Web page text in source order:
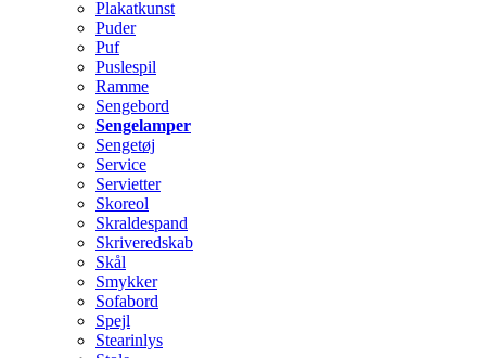
Plakatkunst
Puder
Puf
Puslespil
Ramme
Sengebord
Sengelamper
Sengetøj
Service
Servietter
Skoreol
Skraldespand
Skriveredskab
Skål
Smykker
Sofabord
Spejl
Stearinlys